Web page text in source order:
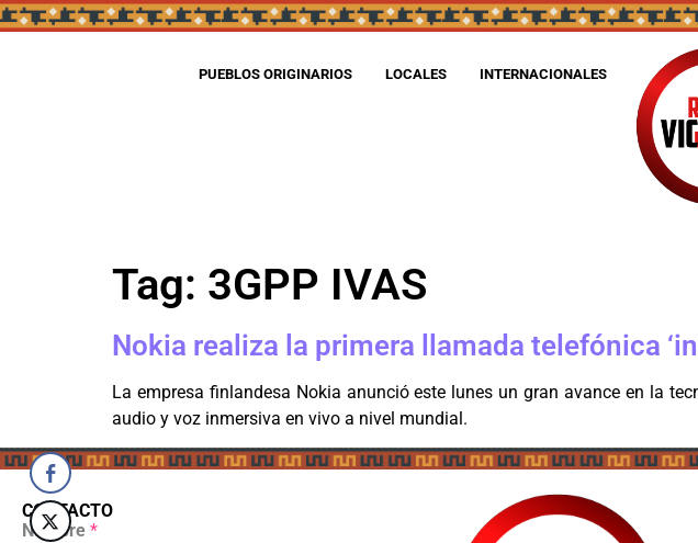
PUEBLOS ORIGINARIOS LOCALES INTERNACIONALES
Tag: 3GPP IVAS
Nokia realiza la primera llamada telefónica
La empresa finlandesa Nokia anunció este lunes un gran avance en la
audio y voz inmersiva en vivo a nivel mundial.
CONTACTO
Nombre *